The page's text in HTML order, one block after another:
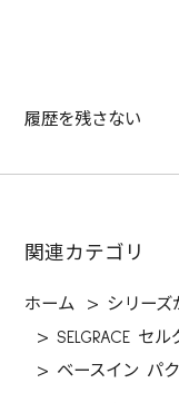
履歴を残さない
関連カテゴリ
ホーム > シリーズ
>SELGRACE セル
> ベースイン パ